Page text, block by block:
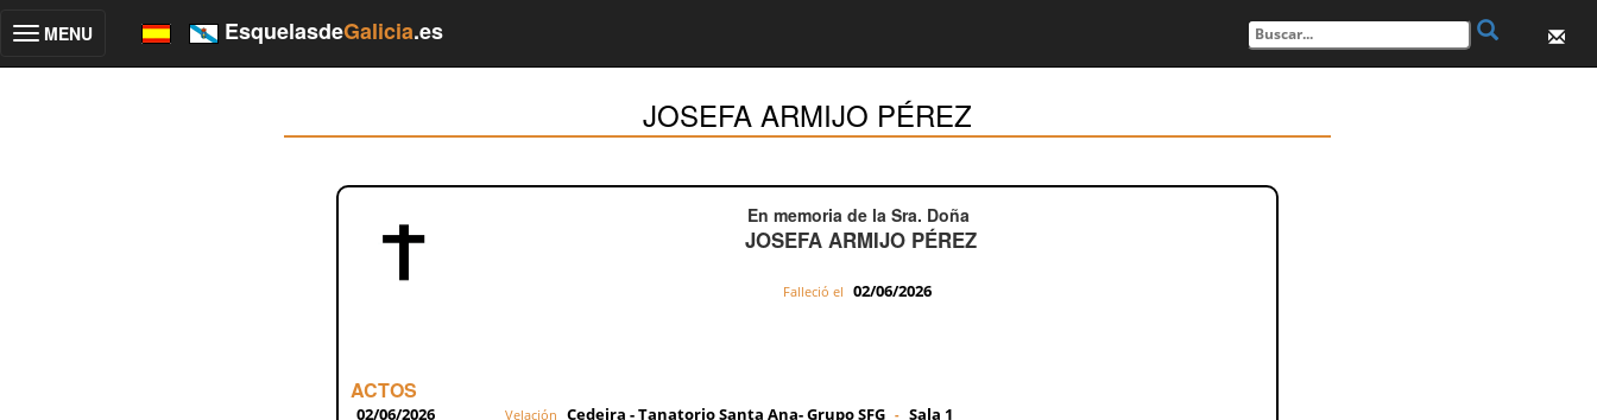
Toggle
MENU EsquelasdeGalicia.es
JOSEFA ARMIJO PÉREZ
En memoria de la Sra. Doña
JOSEFA ARMIJO PÉREZ
Falleció el 02/06/2026
ACTOS
02/06/2026 Velación Cedeira - Tanatorio Santa Ana- Grupo SFG - Sala 1